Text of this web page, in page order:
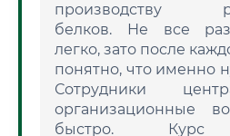
производству
белков. Не все
легко, зато после
понятно, что именно
Сотрудники
организационные
быстро. Курс